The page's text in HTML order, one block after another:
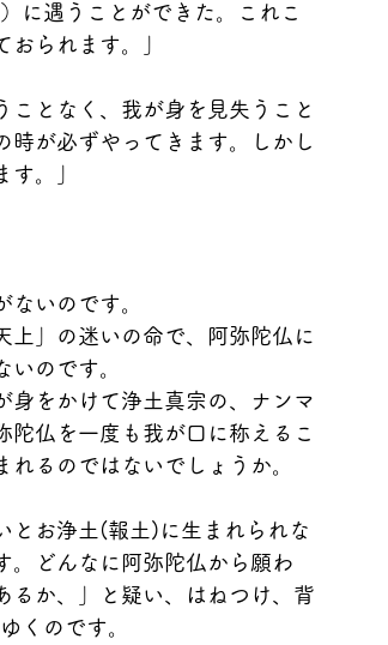
に遇うことができた。これこ
られます。」
ことなく、我が身を見失うこと
時が必ずやってきます。しかし
。」
いのです。
上」の迷いの命で、阿弥陀仏に
のです。
身をかけて浄土真宗の、ナンマ
仏を一度も我が口に称えるこ
るのではないでしょうか。
とお浄土(報土)に生まれられな
。どんなに阿弥陀仏から願わ
るか、」と疑い、はねつけ、背
くのです。